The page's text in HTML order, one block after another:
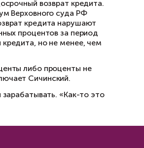
потребителем в
такая ситуация может
которую он
практика», —
Регулятор в
возврата
«порочную практику» в
возврата») и